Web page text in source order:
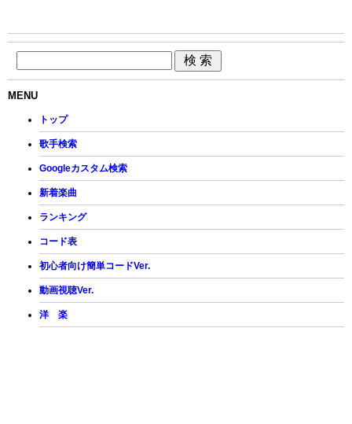
MENU
トップ
歌手検索
Googleカスタム検索
新着楽曲
ランキング
コード表
初心者向け簡単コードVer.
動画視聴Ver.
洋 楽